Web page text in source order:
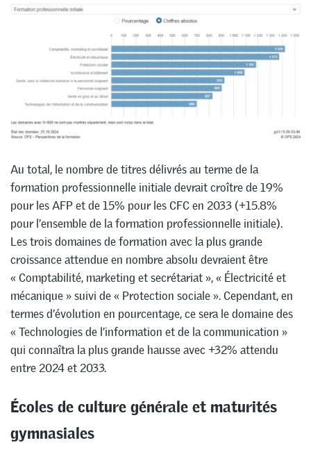
Au total, le nombre de titres délivrés au terme de la
formation professionnelle initiale devrait croître de 19%
pour les AFP et de 15% pour les CFC en 2033 (+15.8%
pour l’ensemble de la formation professionnelle initiale).
Les trois domaines de formation avec la plus grande
croissance attendue en nombre absolu devraient être
« Comptabilité, marketing et secrétariat », « Électricité et
mécanique » suivi de « Protection sociale ». Cependant, en
termes d’évolution en pourcentage, ce sera le domaine des
« Technologies de l’information et de la communication »
qui connaîtra la plus grande hausse avec +32% attendu
entre 2024 et 2033.
Écoles de culture générale et maturités
gymnasiales